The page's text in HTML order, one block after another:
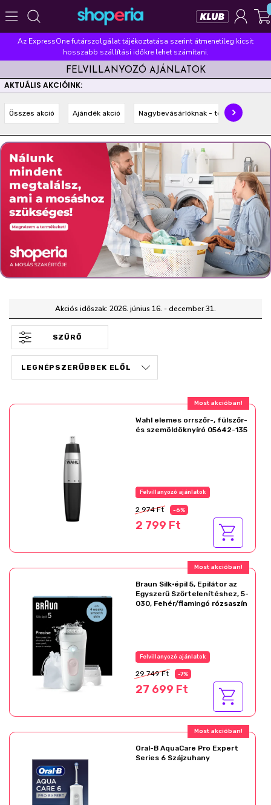
Népszerű kategóriák
Szépségápolás Élelmiszer Mosás Mosogatás
Takarítás Baba-mama
Népszerű márkák
Pampers Lenor Violeta Coccolino Silan
Népszerű keresések
leukoplast lenor finish pampers
Az ExpressOne futárszolgálat tájékoztatása szerint átmenetileg kicsit
hosszabb szállítási időkre lehet számítani.
FELVILLANYOZÓ AJÁNLATOK
AKTUÁLIS AKCIÓINK:
Összes akció Ajándék akció Nagybevásárlóknak - többet
Akciós időszak: 2026. június 16. - december 31.
SZŰRŐ
Most akcióban!
Wahl elemes orrszőr-, fülszőr-
és szemöldöknyíró 05642-135
Felvillanyozó ajánlatok
2 974 Ft -6%
2 799 Ft
Most akcióban!
Braun Silk·épil 5, Epilátor az
Egyszerű Szőrtelenítéshez, 5-
030, Fehér/flamingó rózsaszín
Felvillanyozó ajánlatok
29 749 Ft -7%
27 699 Ft
Most akcióban!
Oral-B AquaCare Pro Expert
Series 6 Szájzuhany